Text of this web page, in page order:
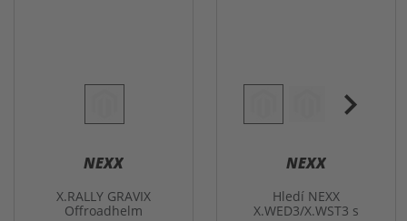
NEXX
X.RALLY GRAVIX
Offroadhelm
NEXX
Hledí NEXX
X.WED3/X.WST3 s